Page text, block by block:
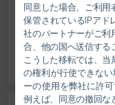
同意した場合、ご利用
保管されているIPアド
社のパートナーがご利
合、他の国へ送信する
こうした移転では、
の権利が行使できな
ーの使用を弊社に許
例えば、同意の撤回な